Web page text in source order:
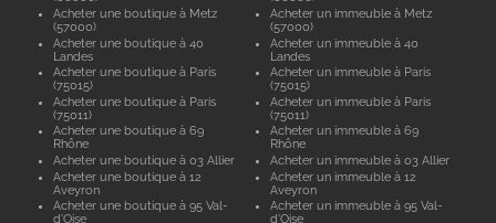
Acheter une boutique à Metz
(57000)
Acheter une boutique à 40
Landes
Acheter une boutique à Paris
(75015)
Acheter une boutique à Paris
(75011)
Acheter une boutique à 69
Rhône
Acheter une boutique à 03 Allier
Acheter une boutique à 12
Aveyron
Acheter une boutique à 95 Val-
d'Oise
Acheter un immeuble à Metz
(57000)
Acheter un immeuble à 40
Landes
Acheter un immeuble à Paris
(75015)
Acheter un immeuble à Paris
(75011)
Acheter un immeuble à 69
Rhône
Acheter un immeuble à 03 Allier
Acheter un immeuble à 12
Aveyron
Acheter un immeuble à 95 Val-
d'Oise